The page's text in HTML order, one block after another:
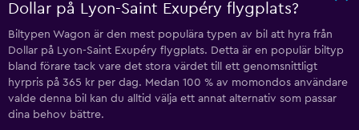
Dollar på Lyon-Saint Exupéry flygplats?
Biltypen Wagon är den mest populära typen av bil att hyra från
Dollar på Lyon-Saint Exupéry flygplats. Detta är en populär biltyp
bland förare tack vare det stora värdet till ett genomsnittligt
hyrpris på 365 kr per dag. Medan 100 % av momondos användare
valde denna bil kan du alltid välja ett annat alternativ som passar
dina behov bättre.